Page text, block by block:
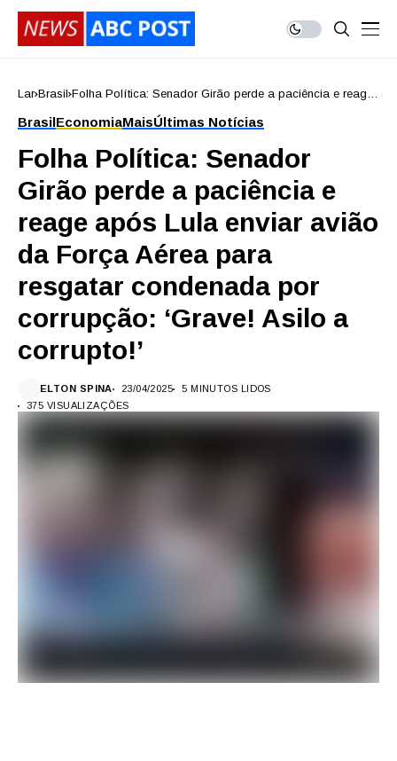
Lar Brasil Folha Política: Senador Girão perde a paciência e reage
condenada por corrupção: ‘Grave! Asilo a corrupto!’
BrasilEconomiaMaisÚltimas Notícias
Folha Política: Senador
Girão perde a paciência e
reage após Lula enviar avião
da Força Aérea para
resgatar condenada por
corrupção: ‘Grave! Asilo a
corrupto!’
ELTON SPINA 23/04/2025
5 MINUTOS LIDOS
375 VISUALIZAÇÕES